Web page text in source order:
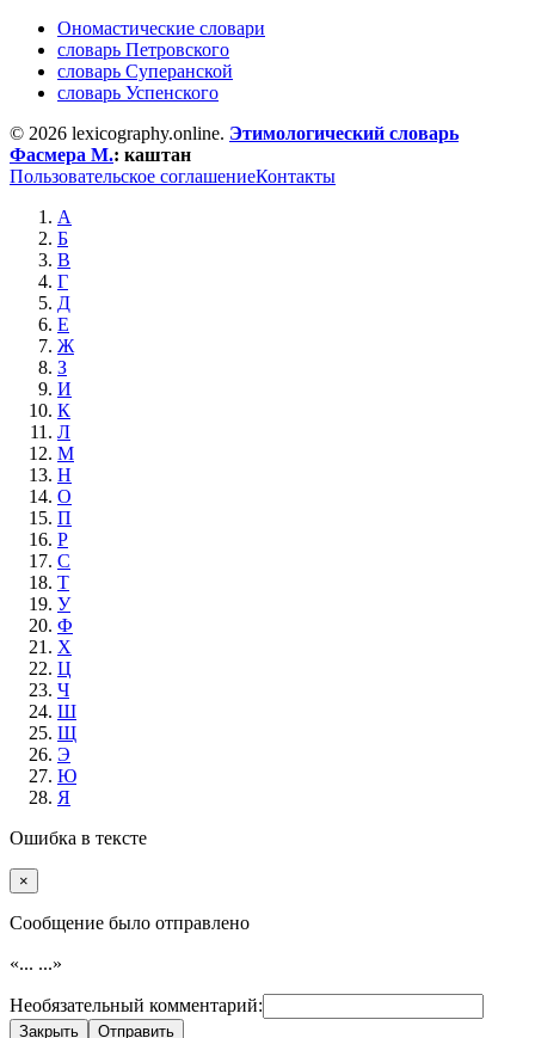
Ономастические словари
словарь Петровского
словарь Суперанской
словарь Успенского
© 2026 lexicography.online. Этимологический словарь
Фасмера М.: каштан
Пользовательское соглашениеКонтакты
А
Б
В
Г
Д
Е
Ж
З
И
К
Л
М
Н
О
П
Р
С
Т
У
Ф
Х
Ц
Ч
Ш
Щ
Э
Ю
Я
Ошибка в тексте
×
Cообщение было отправлено
«... ...»
Необязательный комментарий:
Закрыть Отправить